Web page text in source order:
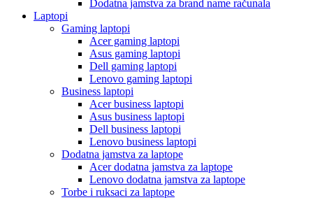
Dodatna jamstva za brand name računala
Laptopi
Gaming laptopi
Acer gaming laptopi
Asus gaming laptopi
Dell gaming laptopi
Lenovo gaming laptopi
Business laptopi
Acer business laptopi
Asus business laptopi
Dell business laptopi
Lenovo business laptopi
Dodatna jamstva za laptope
Acer dodatna jamstva za laptope
Lenovo dodatna jamstva za laptope
Torbe i ruksaci za laptope